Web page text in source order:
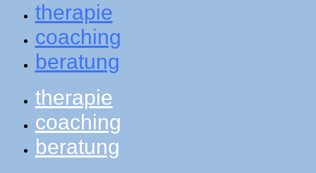
therapie
coaching
beratung
therapie
coaching
beratung